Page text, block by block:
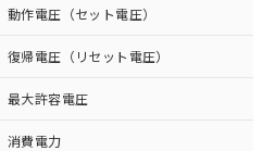
動作電圧（セット電圧）
復帰電圧（リセット電圧）
最大許容電圧
消費電力